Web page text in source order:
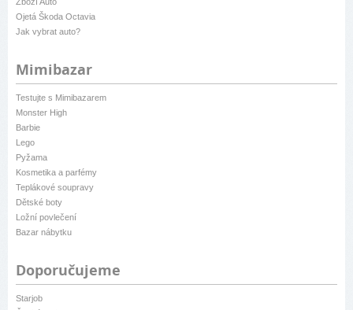
Ojetá Škoda Octavia
Jak vybrat auto?
Mimibazar
Testujte s Mimibazarem
Monster High
Barbie
Lego
Pyžama
Kosmetika a parfémy
Teplákové soupravy
Dětské boty
Ložní povlečení
Bazar nábytku
Doporučujeme
Starjob